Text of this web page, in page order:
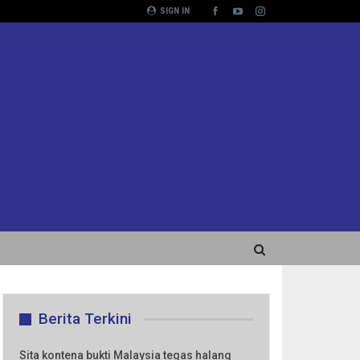
SIGN IN
Berita Terkini
Sita kontena bukti Malaysia tegas halang